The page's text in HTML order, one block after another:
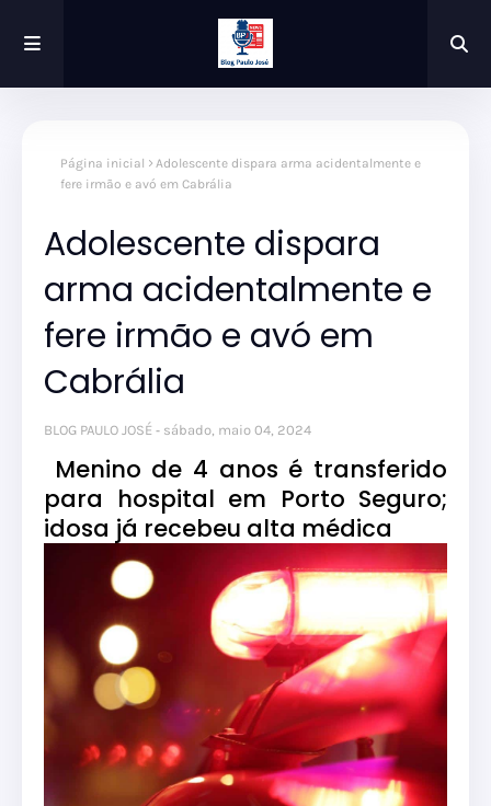
Página inicial
Adolescente dispara arma acidentalmente e
fere irmão e avó em Cabrália
Adolescente dispara
arma acidentalmente e
fere irmão e avó em
Cabrália
BLOG PAULO JOSÉ sábado, maio 04, 2024
Menino de 4 anos é transferido
para hospital em Porto Seguro;
idosa já recebeu alta médica